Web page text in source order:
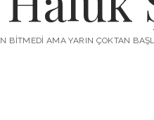
BITMEDI AMA YARIN ÇOKTAN